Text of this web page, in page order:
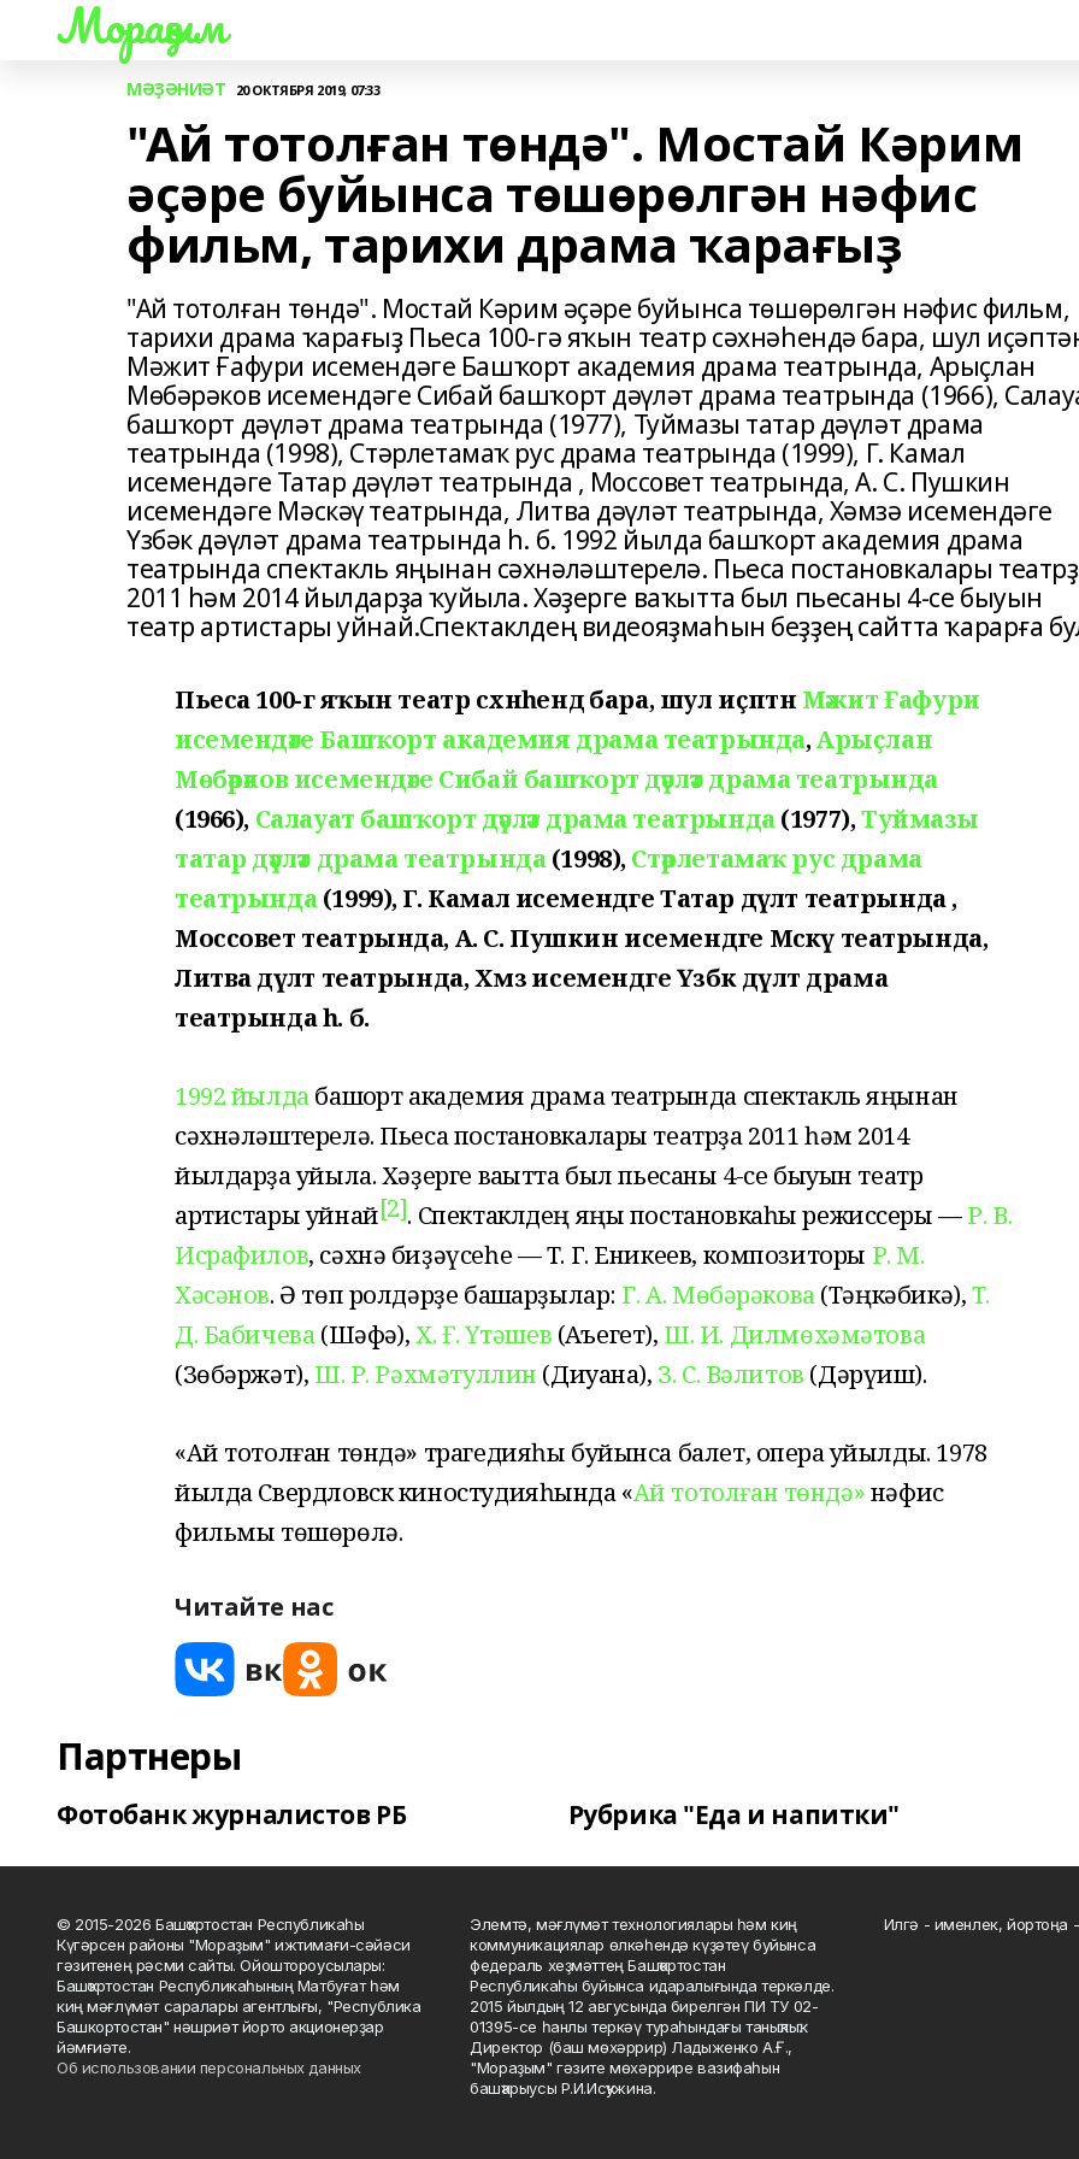
Мораҙым
МӘҘӘНИӘТ 20 ОКТЯБРЯ 2019, 07:33
"Ай тотолған төндә". Мостай Кәрим
әҫәре буйынса төшөрөлгән нәфис
фильм, тарихи драма ҡарағыҙ
"Ай тотолған төндә". Мостай Кәрим әҫәре буйынса төшөрөлгән нәфис фильм,
тарихи драма ҡарағыҙ Пьеса 100-гә яҡын театр сәхнәһендә бара, шул
Мәжит Ғафури исемендәге Башҡорт академия драма театрында, Арыҫлан
Мөбәрәков исемендәге Сибай башҡорт дәүләт драма театрында (1966),
башҡорт дәүләт драма театрында (1977), Туймазы татар дәүләт драма
театрында (1998), Стәрлетамаҡ рус драма театрында (1999), Г. Камал
исемендәге Татар дәүләт театрында , Моссовет театрында, А. С. Пушкин
исемендәге Мәскәү театрында, Литва дәүләт театрында, Хәмзә исемендәге
Үзбәк дәүләт драма театрында һ. б. 1992 йылда башҡорт академия драма
театрында спектакль яңынан сәхнәләштерелә. Пьеса постановкалары
2011 һәм 2014 йылдарҙа ҡуйыла. Хәҙерге ваҡытта был пьесаны 4-се быуын
театр артистары уйнай.Спектаклдең видеояҙмаһын беҙҙең сайтта ҡарарға
Пьеса 100-гә яҡын театр сәхнәһендә бара, шул иҫәптән Мәжит Ғафури
исемендәге Башҡорт академия драма театрында,Арыҫлан
Мөбәрәков исемендәге Сибай башҡорт дәүләт драма театрында
(1966), Салауат башҡорт дәүләт драма театрында(1977),Туймазы
татар дәүләт драма театрында(1998), Стәрлетамаҡ рус драма
театрында(1999), Г. Камал исемендәге Татар дәүләт театрында ,
Моссовет театрында, А. С. Пушкин исемендәге Мәскәү театрында,
Литва дәүләт театрында, Хәмзә исемендәге Үзбәк дәүләт драма
театрында һ. б.
1992 йылдабашҡорт академия драма театрында спектакль яңынан
сәхнәләштерелә. Пьеса постановкалары театрҙа 2011 һәм 2014
йылдарҙа ҡуйыла. Хәҙерге ваҡытта был пьесаны 4-се быуын театр
артистары уйнай[2]. Спектаклдең яңы постановкаһы режиссеры —Р. В.
Исрафилов, сәхнә биҙәүсеһе — Т. Г. Еникеев, композиторы Р. М.
Хәсәнов. Ә төп ролдәрҙе башҡарҙылар: Г. А. Мөбәрәкова(Тәңкәбикә),Т.
Д. Бабичева(Шәфәҡ),Х. Ғ. Үтәшев (Аҡъегет), Ш. И. Дилмөхәмәтова
(Зөбәржәт), Ш. Р. Рәхмәтуллин (Диуана), З. С. Вәлитов (Дәрүиш).
«Ай тотолған төндә» трагедияһы буйынса балет, опера ҡуйылды. 1978
йылда Свердловск киностудияһында «Ай тотолған төндә»нәфис
фильмы төшөрөлә.
Читайте нас
Партнеры
Фотобанк журналистов РБ Рубрика "Еда и напитки"
© 2015-2026 Башҡортостан Республикаһы
Күгәрсен районы "Мораҙым" ижтимағи-сәйәси
гәзитенең рәсми сайты. Ойоштороусылары:
Башҡортостан Республикаһының Матбуғат һәм
киң мәғлүмәт саралары агентлығы, "Республика
Башкортостан" нәшриәт йорто акционерҙар
йәмғиәте.
Об использовании персональных данных
Элемтә, мәғлүмәт технологиялары һәм киң
коммуникациялар өлкәһендә күҙәтеү буйынса
федераль хеҙмәттең Башҡортостан
Республикаһы буйынса идаралығында теркәлде.
2015 йылдың 12 авгусында бирелгән ПИ ТУ 02-
01395-се һанлы теркәү тураһындағы таныҡлыҡ.
Директор (баш мөхәррир) Ладыженко А.Ғ.,
"Мораҙым" гәзите мөхәррире вазифаһын
башҡарыусы Р.И.Исҡужина.
Илгә - именлек, йортоңа -